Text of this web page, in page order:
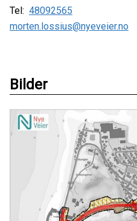
Tel: 48092565
morten.lossius@nyeveier.no
Bilder